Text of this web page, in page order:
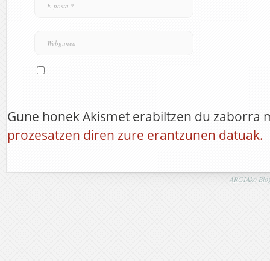
Gune honek Akismet erabiltzen du zaborra
prozesatzen diren zure erantzunen datuak.
ARGIAko